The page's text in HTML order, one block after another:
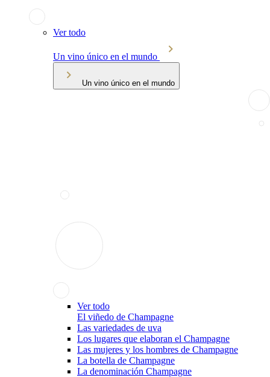
Ver todo
Un vino único en el mundo
Un vino único en el mundo
Ver todo
El viñedo de Champagne
Las variedades de uva
Los lugares que elaboran el Champagne
Las mujeres y los hombres de Champagne
La botella de Champagne
La denominación Champagne